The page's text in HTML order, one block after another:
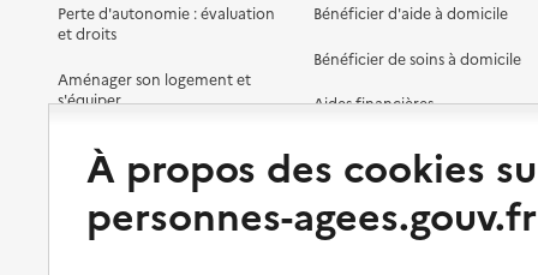
Source des données : Finess n° 140029430
Service autonomie à domicile (aide)
Adresse
16 rue du 11 novembre
14000- Caen
Perte d'autonomie : évaluation
et droits
Aménager son logement et
s'équiper
Préserver son autonomie et sa
santé
Organiser à l'avance sa propre
protection
Bénéficier d'aide à domicile
Bénéficier de soins à domicile
Aides financières
Vivre à domicile avec une
À propos des cookies
personnes-agees.gouv.fr